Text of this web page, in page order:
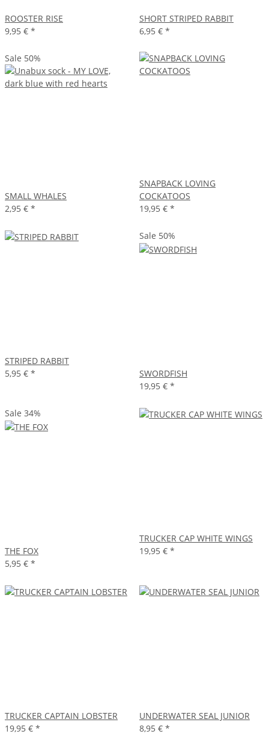
ROOSTER RISE
9,95 € *
SHORT STRIPED RABBIT
6,95 € *
Sale 50%
SMALL WHALES
2,95 € *
SNAPBACK LOVING
COCKATOOS
19,95 € *
STRIPED RABBIT
5,95 € *
Sale 50%
SWORDFISH
19,95 € *
Sale 34%
THE FOX
5,95 € *
TRUCKER CAP WHITE WINGS
19,95 € *
TRUCKER CAPTAIN LOBSTER
19,95 € *
UNDERWATER SEAL JUNIOR
8,95 € *